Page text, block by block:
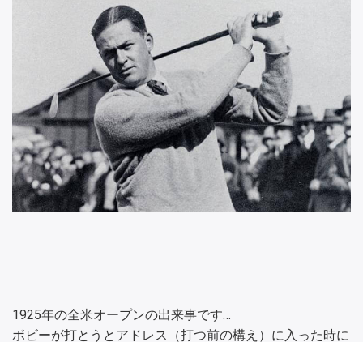
1925年の全米オープンの出来事です…
ボビーが打とうとアドレス（打つ前の構え）に入った時に